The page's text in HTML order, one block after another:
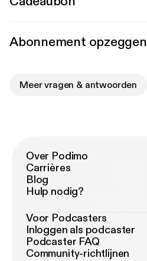
Abonnement opzeggen
Meer vragen & antwoorden
Over Podimo
Carrières
Blog
Hulp nodig?
Voor Podcasters
Inloggen als podcaster
Podcaster FAQ
Community-richtlijnen